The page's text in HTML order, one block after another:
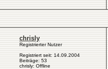
chrisly
Registrierter Nutzer
Registriert seit: 14.09.2004
Beiträge: 53
chrisly: Offline